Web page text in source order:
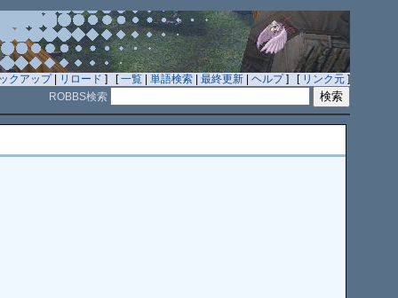
クアップ| リロード ] [一覧 |単語検索 |最終更新 |ヘルプ] [ リンク元 ]
ROBBS検索